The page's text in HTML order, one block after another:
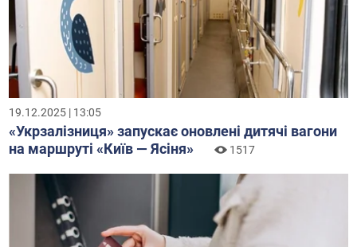
19.12.2025 | 13:05
«Укрзалізниця» запускає оновлені дитячі вагони
на маршруті «Київ — Ясіня»
1517